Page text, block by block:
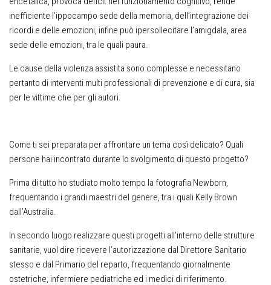
inefficiente l’ippocampo sede della memoria, dell’integrazione dei
ricordi e delle emozioni, infine può ipersollecitare l’amigdala, area
sede delle emozioni, tra le quali paura.
Le cause della violenza assistita sono complesse e necessitano
pertanto di interventi multi professionali di prevenzione e di cura, sia
per le vittime che per gli autori.
Come ti sei preparata per affrontare un tema così delicato? Quali
persone hai incontrato durante lo svolgimento di questo progetto?
Prima di tutto ho studiato molto tempo la fotografia Newborn,
frequentando i grandi maestri del genere, tra i quali Kelly Brown
dall’Australia.
In secondo luogo realizzare questi progetti all’interno delle strutture
sanitarie, vuol dire ricevere l’autorizzazione dal Direttore Sanitario
stesso e dal Primario del reparto, frequentando giornalmente
ostetriche, infermiere pediatriche ed i medici di riferimento.